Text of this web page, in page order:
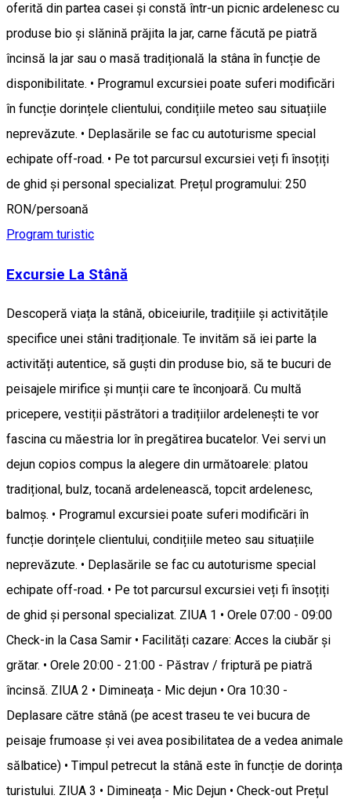
oferită din partea casei și constă într-un picnic ardelenesc cu
produse bio și slănină prăjita la jar, carne făcută pe piatră
încinsă la jar sau o masă tradițională la stâna în funcție de
disponibilitate. • Programul excursiei poate suferi modificări
în funcție dorințele clientului, condițiile meteo sau situațiile
neprevăzute. • Deplasările se fac cu autoturisme special
echipate off-road. • Pe tot parcursul excursiei veți fi însoțiți
de ghid și personal specializat. Prețul programului: 250
RON/persoană
Program turistic
Excursie La Stână
Descoperă viața la stână, obiceiurile, tradițiile și activitățile
specifice unei stâni tradiționale. Te invităm să iei parte la
activități autentice, să guști din produse bio, să te bucuri de
peisajele mirifice și munții care te înconjoară. Cu multă
pricepere, vestiții păstrători a tradițiilor ardelenești te vor
fascina cu măestria lor în pregătirea bucatelor. Vei servi un
dejun copios compus la alegere din următoarele: platou
tradițional, bulz, tocană ardelenească, topcit ardelenesc,
balmoș. • Programul excursiei poate suferi modificări în
funcție dorințele clientului, condițiile meteo sau situațiile
neprevăzute. • Deplasările se fac cu autoturisme special
echipate off-road. • Pe tot parcursul excursiei veți fi însoțiți
de ghid și personal specializat. ZIUA 1 • Orele 07:00 - 09:00
Check-in la Casa Samir • Facilități cazare: Acces la ciubăr și
grătar. • Orele 20:00 - 21:00 - Păstrav / friptură pe piatră
încinsă. ZIUA 2 • Dimineața - Mic dejun • Ora 10:30 -
Deplasare către stână (pe acest traseu te vei bucura de
peisaje frumoase și vei avea posibilitatea de a vedea animale
sălbatice) • Timpul petrecut la stână este în funcție de dorința
turistului. ZIUA 3 • Dimineața - Mic Dejun • Check-out Prețul